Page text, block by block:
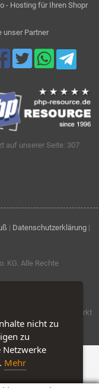
- Hosting für Ihren Shopr
unser Partner
auf unserer Seite: 307
| Datenschutzerklärung |
KG. Alle Rechte
Namen und
Software by IQ-Markt
nicht zu
zu
Netzwerke
Mehr